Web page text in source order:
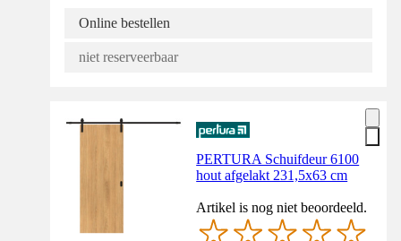
Online bestellen
niet reserveerbaar
PERTURA Schuifdeur 6100
hout afgelakt 231,5x63 cm
Artikel is nog niet beoordeeld.